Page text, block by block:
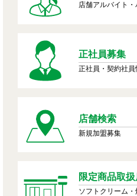
店舗アルバイト
正社員募集
正社員・契約社員
店舗検索
新規加盟募集
限定商品取
ソフトクリーム・